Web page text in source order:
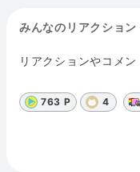
みんなのリアクション
リアクションやコメ
763 P 4